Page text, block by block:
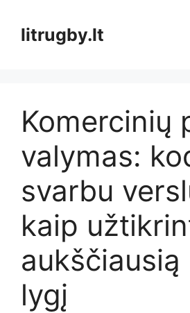
turiniolitrugby.lt
Komercinių
valymas:
svarbu
kaip
aukščiausią
lygį